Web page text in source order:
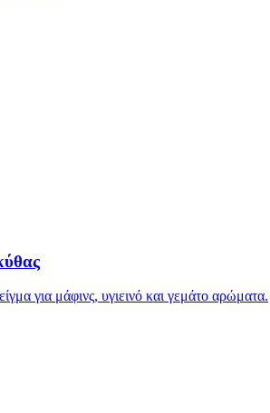
για μάφινς, υγιεινό και γεμάτο αρώματα.